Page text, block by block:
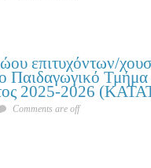
επιτυχόντων/
Παιδαγωγικό
2025-2026
Comments are off